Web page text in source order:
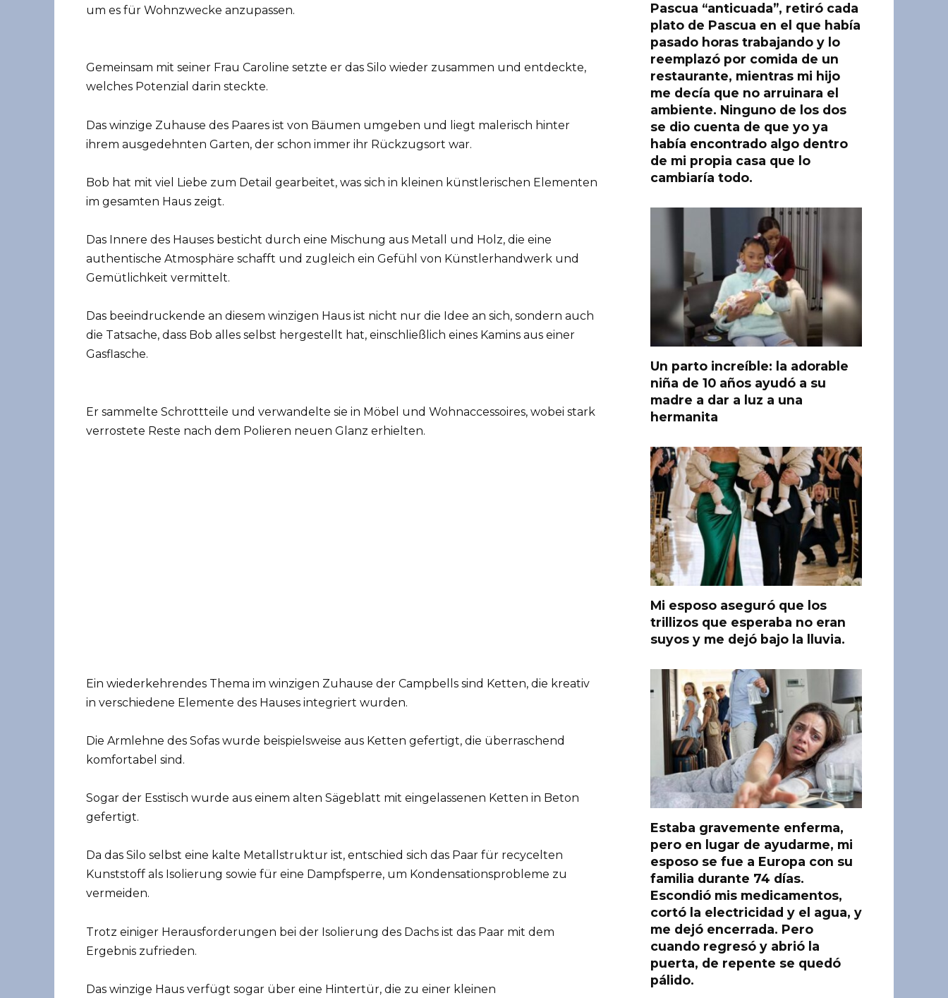
um es für Wohnzwecke anzupassen.
Gemeinsam mit seiner Frau Caroline setzte er das Silo wieder zusammen und entdeckte,
welches Potenzial darin steckte.
Das winzige Zuhause des Paares ist von Bäumen umgeben und liegt malerisch hinter
ihrem ausgedehnten Garten, der schon immer ihr Rückzugsort war.
Bob hat mit viel Liebe zum Detail gearbeitet, was sich in kleinen künstlerischen Elementen
im gesamten Haus zeigt.
Das Innere des Hauses besticht durch eine Mischung aus Metall und Holz, die eine
authentische Atmosphäre schafft und zugleich ein Gefühl von Künstlerhandwerk und
Gemütlichkeit vermittelt.
Das beeindruckende an diesem winzigen Haus ist nicht nur die Idee an sich, sondern auch
die Tatsache, dass Bob alles selbst hergestellt hat, einschließlich eines Kamins aus einer
Gasflasche.
Er sammelte Schrottteile und verwandelte sie in Möbel und Wohnaccessoires, wobei stark
verrostete Reste nach dem Polieren neuen Glanz erhielten.
Ein wiederkehrendes Thema im winzigen Zuhause der Campbells sind Ketten, die kreativ
in verschiedene Elemente des Hauses integriert wurden.
Die Armlehne des Sofas wurde beispielsweise aus Ketten gefertigt, die überraschend
komfortabel sind.
Sogar der Esstisch wurde aus einem alten Sägeblatt mit eingelassenen Ketten in Beton
gefertigt.
Da das Silo selbst eine kalte Metallstruktur ist, entschied sich das Paar für recycelten
Kunststoff als Isolierung sowie für eine Dampfsperre, um Kondensationsprobleme zu
vermeiden.
Trotz einiger Herausforderungen bei der Isolierung des Dachs ist das Paar mit dem
Ergebnis zufrieden.
Das winzige Haus verfügt sogar über eine Hintertür, die zu einer kleinen
Pascua “anticuada”, retiró cada
plato de Pascua en el que había
pasado horas trabajando y lo
reemplazó por comida de un
restaurante, mientras mi hijo
me decía que no arruinara el
ambiente. Ninguno de los dos
se dio cuenta de que yo ya
había encontrado algo dentro
de mi propia casa que lo
cambiaría todo.
Un parto increíble: la adorable
niña de 10 años ayudó a su
madre a dar a luz a una
hermanita
Mi esposo aseguró que los
trillizos que esperaba no eran
suyos y me dejó bajo la lluvia.
Estaba gravemente enferma,
pero en lugar de ayudarme, mi
esposo se fue a Europa con su
familia durante 74 días.
Escondió mis medicamentos,
cortó la electricidad y el agua, y
me dejó encerrada. Pero
cuando regresó y abrió la
puerta, de repente se quedó
pálido.